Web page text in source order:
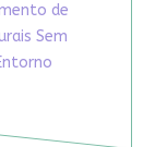
de
Sem